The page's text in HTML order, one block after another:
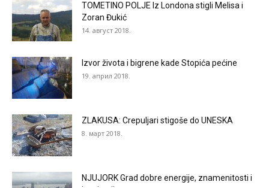
TOMETINO POLJE Iz Londona stigli Melisa i
Zoran Đukić
14. август 2018.
Izvor života i bigrene kade Stopića pećine
19. април 2018.
ZLAKUSA: Crepuljari stigoše do UNESKA
8. март 2018.
NJUJORK Grad dobre energije, znamenitosti i